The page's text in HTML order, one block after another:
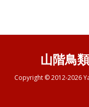
山階鳥
Copyright © 2012-2026